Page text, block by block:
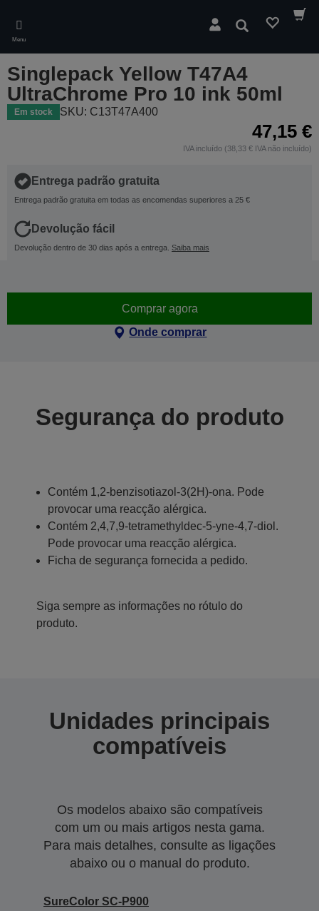
main
content
Menu
Pesquisar
Singlepack Yellow T47A4
UltraChrome Pro 10 ink 50ml
Em stock SKU: C13T47A400
47,15 €
IVA incluído (38,33 € IVA não incluído)
Entrega padrão gratuita
Entrega padrão gratuita em todas as encomendas superiores a 25 €
Devolução fácil
Devolução dentro de 30 dias após a entrega. Saiba mais
Comprar agora
Onde comprar
Segurança do produto
Contém 1,2-benzisotiazol-3(2H)-ona. Pode
provocar uma reacção alérgica.
Contém 2,4,7,9-tetramethyldec-5-yne-4,7-diol.
Pode provocar uma reacção alérgica.
Ficha de segurança fornecida a pedido.
Siga sempre as informações no rótulo do
produto.
Unidades principais
compatíveis
Os modelos abaixo são compatíveis
com um ou mais artigos nesta gama.
Para mais detalhes, consulte as ligações
abaixo ou o manual do produto.
SureColor SC-P900